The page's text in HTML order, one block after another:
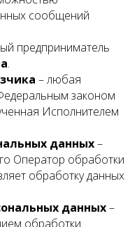
сообщений
предприниматель
.
– любая
законом
Исполнителем
данных–
Оператор обработки
обработку данных
данных–
обработки